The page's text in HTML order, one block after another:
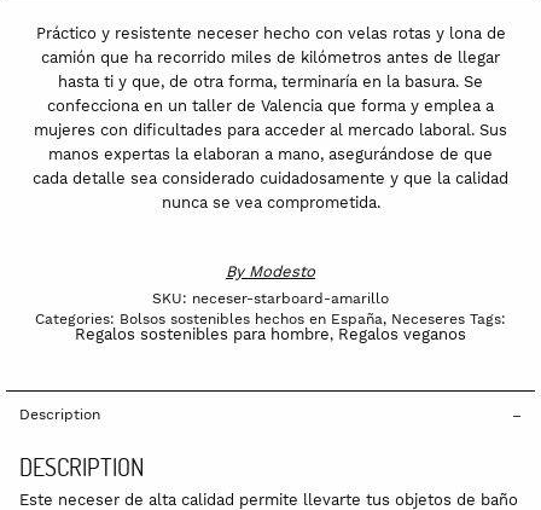
Práctico y resistente neceser hecho con velas rotas y lona de
camión que ha recorrido miles de kilómetros antes de llegar
hasta ti y que, de otra forma, terminaría en la basura. Se
confecciona en un taller de Valencia que forma y emplea a
mujeres con dificultades para acceder al mercado laboral. Sus
manos expertas la elaboran a mano, asegurándose de que
cada detalle sea considerado cuidadosamente y que la calidad
nunca se vea comprometida.
By Modesto
SKU: neceser-starboard-amarillo
Categories: Bolsos sostenibles hechos en España, Neceseres Tags:
Regalos sostenibles para hombre, Regalos veganos
Description
DESCRIPTION
Este neceser de alta calidad permite llevarte tus objetos de baño